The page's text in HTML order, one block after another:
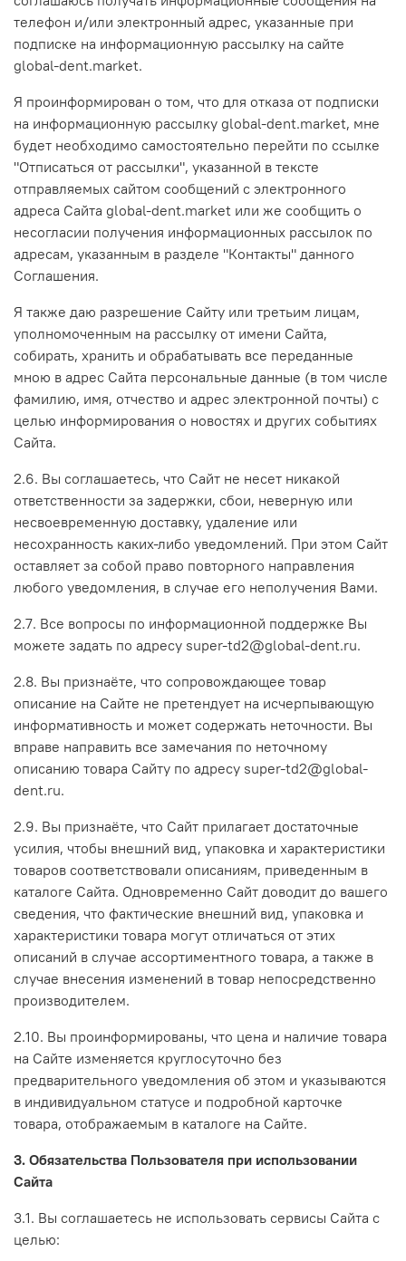
телефон и/или электронный адрес, указанные при
подписке на информационную рассылку на сайте
global-dent.market.
Я проинформирован о том, что для отказа от подписки
на информационную рассылку global-dent.market, мне
будет необходимо самостоятельно перейти по ссылке
"Отписаться от рассылки", указанной в тексте
отправляемых сайтом сообщений с электронного
адреса Сайта global-dent.market или же сообщить о
несогласии получения информационных рассылок по
адресам, указанным в разделе "Контакты" данного
Соглашения.
Я также даю разрешение Сайту или третьим лицам,
уполномоченным на рассылку от имени Сайта,
собирать, хранить и обрабатывать все переданные
мною в адрес Сайта персональные данные (в том числе
фамилию, имя, отчество и адрес электронной почты) с
целью информирования о новостях и других событиях
Сайта.
2.6. Вы соглашаетесь, что Сайт не несет никакой
ответственности за задержки, сбои, неверную или
несвоевременную доставку, удаление или
несохранность каких-либо уведомлений. При этом Сайт
оставляет за собой право повторного направления
любого уведомления, в случае его неполучения Вами.
2.7. Все вопросы по информационной поддержке Вы
можете задать по адресу super-td2@global-dent.ru.
2.8. Вы признаёте, что сопровождающее товар
описание на Сайте не претендует на исчерпывающую
информативность и может содержать неточности. Вы
вправе направить все замечания по неточному
описанию товара Сайту по адресу super-td2@global-
dent.ru.
2.9. Вы признаёте, что Сайт прилагает достаточные
усилия, чтобы внешний вид, упаковка и характеристики
товаров соответствовали описаниям, приведенным в
каталоге Сайта. Одновременно Сайт доводит до вашего
сведения, что фактические внешний вид, упаковка и
характеристики товара могут отличаться от этих
описаний в случае ассортиментного товара, а также в
случае внесения изменений в товар непосредственно
производителем.
2.10. Вы проинформированы, что цена и наличие товара
на Сайте изменяется круглосуточно без
предварительного уведомления об этом и указываются
в индивидуальном статусе и подробной карточке
товара, отображаемым в каталоге на Сайте.
3. Обязательства Пользователя при использовании
Сайта
3.1. Вы соглашаетесь не использовать сервисы Сайта с
целью: